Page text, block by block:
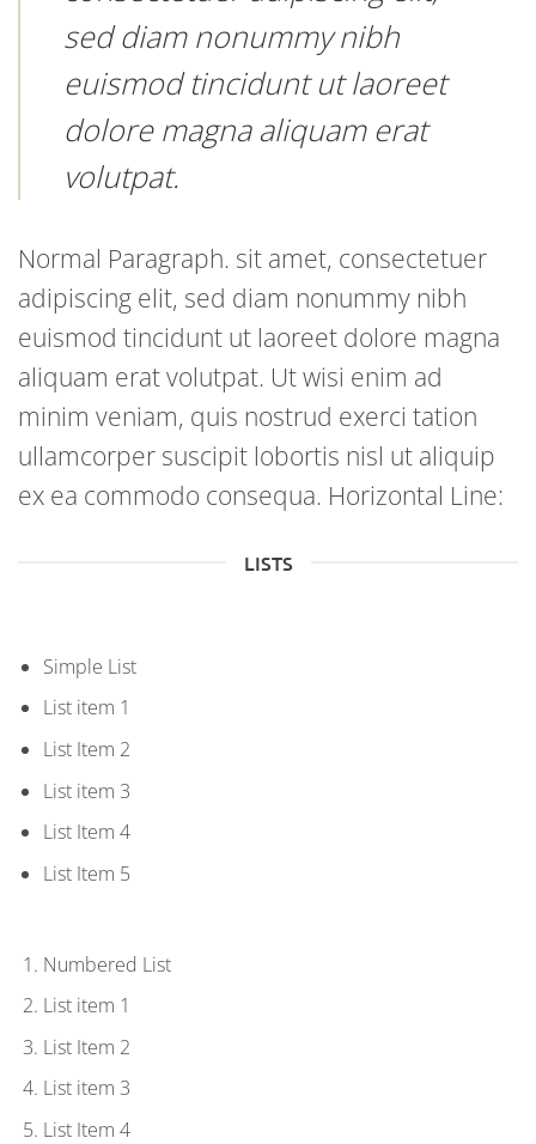
sed diam nonummy nibh
euismod tincidunt ut laoreet
dolore magna aliquam erat
volutpat.
Normal Paragraph. sit amet, consectetuer
adipiscing elit, sed diam nonummy nibh
euismod tincidunt ut laoreet dolore magna
aliquam erat volutpat. Ut wisi enim ad
minim veniam, quis nostrud exerci tation
ullamcorper suscipit lobortis nisl ut aliquip
ex ea commodo consequa. Horizontal Line:
LISTS
Simple List
List item 1
List Item 2
List item 3
List Item 4
List Item 5
Numbered List
List item 1
List Item 2
List item 3
List Item 4